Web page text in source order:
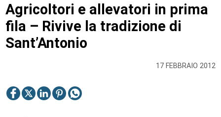
17 FEBBRAIO 2012
Agricoltori e allevatori in prima
fila – Rivive la tradizione di
Sant’Antonio